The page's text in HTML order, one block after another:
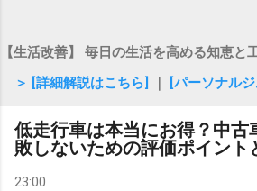
【生活改善】 毎日の生活を高める知恵と
＞ [詳細解説はこちら]
[パーソナル
低走行車は本当にお得？中古
敗しないための評価ポイント
23:00